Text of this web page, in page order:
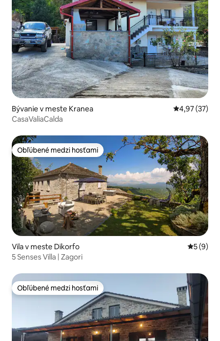
Bývanie v meste Kranea Priemerné
4,97 (37)
CasaValiaCalda
Obľúbené medzi hosťami
Obľúbené medzi hosťami
Vila v meste Dikorfo
5 (9)
5 Senses Villa | Zagori
Obľúbené medzi hosťami
Obľúbené medzi hosťami